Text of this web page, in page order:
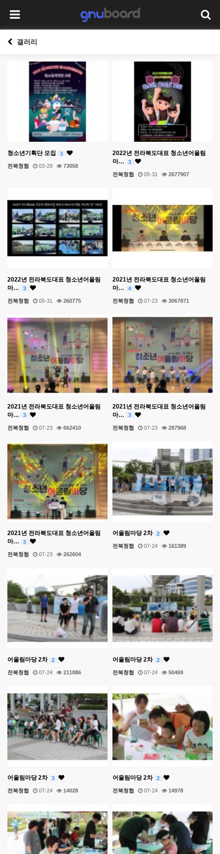
갤러리
청소년기획단 모집 3
전북청협 03-29 73058
2022년 전라북도대표 청소년어울림
마…
3
전북청협 05-31 2677907
2022년 전라북도대표 청소년어울림
마…
3
전북청협 05-31 260775
2021년 전라북도대표 청소년어울림
마…
4
전북청협 07-23 3067871
2021년 전라북도대표 청소년어울림
마…
3
전북청협 07-23 662410
2021년 전라북도대표 청소년어울림
마…
3
전북청협 07-23 287968
2021년 전라북도대표 청소년어울림
마…
3
전북청협 07-23 262604
어울림마당 2차 2
전북청협 07-24 161389
어울림마당 2차 2
전북청협 07-24 211886
어울림마당 2차 2
전북청협 07-24 50469
어울림마당 2차 3
전북청협 07-24 14028
어울림마당 2차 2
전북청협 07-24 14978